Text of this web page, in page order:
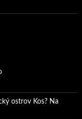
ostrov Kos? Na